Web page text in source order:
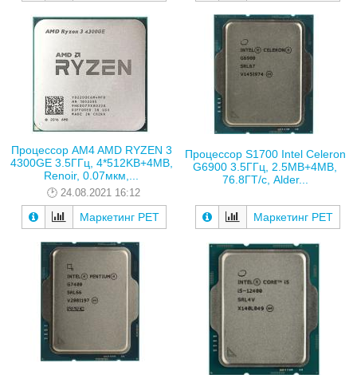
Процессор AM4 AMD RYZEN 3
4300GE 3.5ГГц, 4*512KB+4MB,
Renoir, 0.07мкм,...
24.08.2021 16:12
Маркетинг РЕТ
Процессор S1700 Intel Celeron
G6900 3.5ГГц, 2.5MB+4MB,
76.8ГТ/с, Alder...
Маркетинг РЕТ